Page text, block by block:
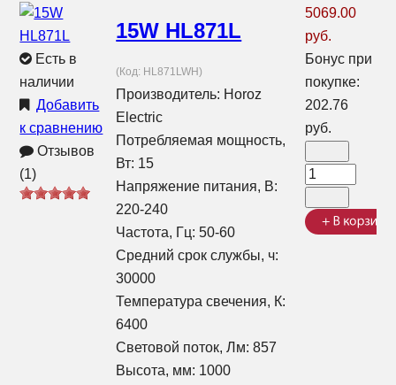
Есть в
наличии
Добавить
к сравнению
Отзывов
(1)
15W HL871L
(Код: HL871LWH)
Производитель: Horoz
Electric
Потребляемая мощность,
Вт: 15
Напряжение питания, В:
220-240
Частота, Гц: 50-60
Средний срок службы, ч:
30000
Температура свечения, К:
6400
Световой поток, Лм: 857
Высота, мм: 1000
5069.00
руб.
Бонус при
покупке:
202.76
руб.